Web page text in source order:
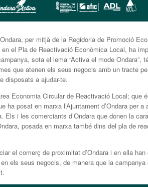
per mitjà de la Regidoria de Promoció
el Pla de Reactivació Econòmica Local, ha
sota el lema “Activa el mode Ondara”,
que atenen els seus negocis amb un tracte
disposats a ajudar-te.
Economia Circular de Reactivació Local;
ha posat en marxa l’Ajuntament d’Ondara per
Els i les comerciants d’Ondara que donen la
posada en marxa també dins del pla de
el comerç de proximitat d’Ondara i en ella
els seus negocis, de manera que la